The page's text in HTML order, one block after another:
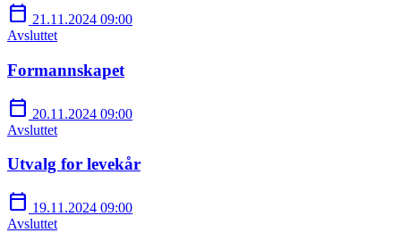
calendar_today 21.11.2024 09:00
Avsluttet
Formannskapet
calendar_today 20.11.2024 09:00
Avsluttet
Utvalg for levekår
calendar_today 19.11.2024 09:00
Avsluttet